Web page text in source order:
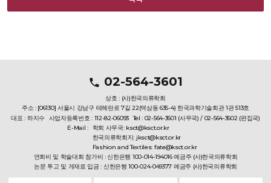
02-564-3601
상호 : (사)한국의류학회
주소 : [06130] 서울시 강남구 테헤란로 7길 22(역삼동 635-4) 한국과학기술회관 1관 513호
대표 : 하지수 사업자등록번호 : 112-82-06093 Tel : 02-564-3601 (사무국) / 02-564-3602 (편집국)
E-Mail : 학회 사무국: ksct@ksct.or.kr
한국의류학회지: jksct@ksct.or.kr
Fashion and Textiles: fate@ksct.or.kr
연회비 및 학술대회 참가비 : 신한은행 100-014-194016 예금주 (사)한국의류학회
논문 투고 및 게재료 입금 : 신한은행 100-024-049377 예금주 (사)한국의류학회